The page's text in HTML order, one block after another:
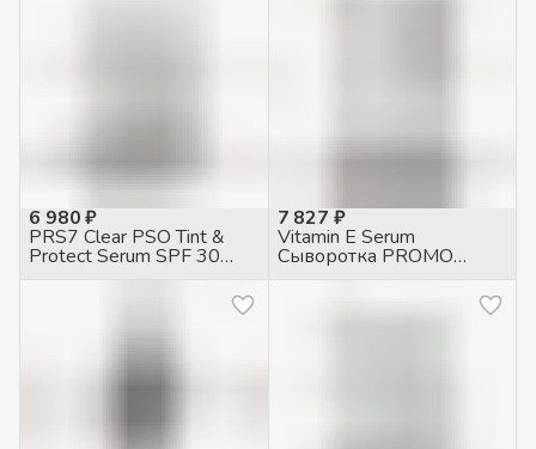
6 980 ₽
PRS7 Clear PSO Tint &
Protect Serum SPF 30
7 827 ₽
Vitamin E Serum
Сыворотка PROMO
объем, 50мл